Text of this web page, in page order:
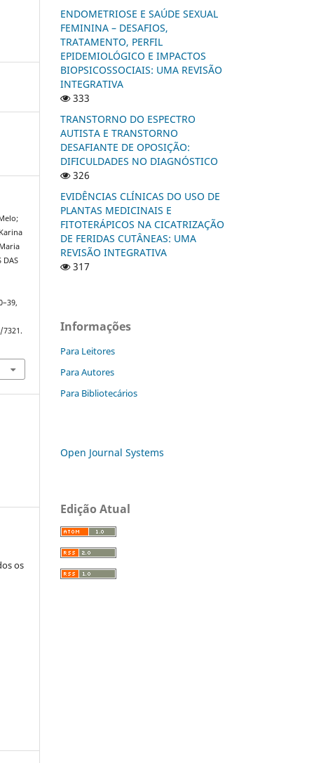
DAS
os
ENDOMETRIOSE E SAÚDE SEXUAL
FEMININA – DESAFIOS,
TRATAMENTO, PERFIL
EPIDEMIOLÓGICO E IMPACTOS
BIOPSICOSSOCIAIS: UMA REVISÃO
INTEGRATIVA
333
TRANSTORNO DO ESPECTRO
AUTISTA E TRANSTORNO
DESAFIANTE DE OPOSIÇÃO:
DIFICULDADES NO DIAGNÓSTICO
326
EVIDÊNCIAS CLÍNICAS DO USO DE
PLANTAS MEDICINAIS E
FITOTERÁPICOS NA CICATRIZAÇÃO
DE FERIDAS CUTÂNEAS: UMA
REVISÃO INTEGRATIVA
317
Informações
Para Leitores
Para Autores
Para Bibliotecários
Open Journal Systems
Edição Atual